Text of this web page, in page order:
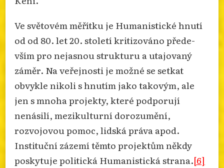
Ve světovém měřítku je Humanistické hnutí
od od 80. let 20. století kritizováno přede­
vším pro nejasnou strukturu a utajovaný
záměr. Na veřejnosti je možné se setkat
obvykle nikoli s hnutím jako takovým, ale
jen s mnoha projekty, které podporují
nenásilí, mezikul­tur­ní dorozumění,
rozvojovou pomoc, lidská práva apod.
Instituční zázemí těmto projektům někdy
poskytuje politická Humanistická strana.[6]